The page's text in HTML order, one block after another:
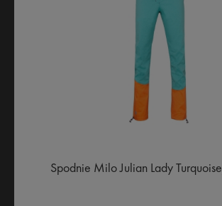
Spodnie Milo Julian Lady